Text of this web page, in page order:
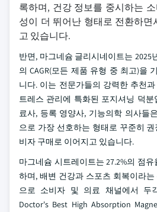
록하며, 건강 정보를 중시하는
성이 더 뛰어난 형태로 전환하면
고 있습니다.
반면, 마그네슘 글리시네이트는 2025
의 CAGR(모든 제품 유형 중 최고)을
니다. 이는 전문가들의 강력한 추천
트레스 관리에 특화된 포지셔닝 덕분
료사, 등록 영양사, 기능의학 의사들
으로 가장 선호하는 형태로 꾸준히
비자 구매로 이어지고 있습니다.
마그네슘 시트레이트는 27.2%의 점유
하며, 배변 건강과 스포츠 회복이라
으로 소비자 및 의료 채널에서 두
Doctor's Best High Absorption